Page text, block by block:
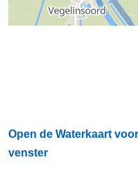
Open de Waterkaart
venster